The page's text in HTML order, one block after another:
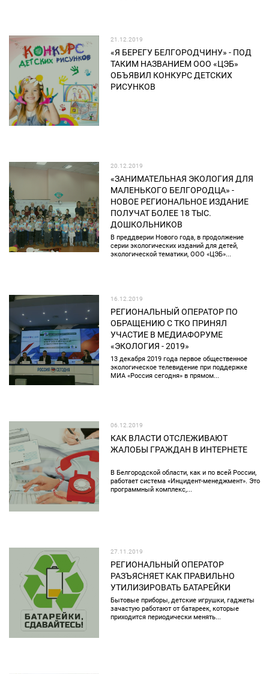
21.12.2019
«Я БЕРЕГУ БЕЛГОРОДЧИНУ» - ПОД
ТАКИМ НАЗВАНИЕМ ООО «ЦЭБ»
ОБЪЯВИЛ КОНКУРС ДЕТСКИХ
РИСУНКОВ
20.12.2019
«ЗАНИМАТЕЛЬНАЯ ЭКОЛОГИЯ ДЛЯ
МАЛЕНЬКОГО БЕЛГОРОДЦА» -
НОВОЕ РЕГИОНАЛЬНОЕ ИЗДАНИЕ
ПОЛУЧАТ БОЛЕЕ 18 ТЫС.
ДОШКОЛЬНИКОВ
В преддверии Нового года, в продолжение
серии экологических изданий для детей,
экологической тематики, ООО «ЦЭБ»...
16.12.2019
РЕГИОНАЛЬНЫЙ ОПЕРАТОР ПО
ОБРАЩЕНИЮ С ТКО ПРИНЯЛ
УЧАСТИЕ В МЕДИАФОРУМЕ
«ЭКОЛОГИЯ - 2019»
13 декабря 2019 года первое общественное
экологическое телевидение при поддержке
МИА «Россия сегодня» в прямом...
06.12.2019
КАК ВЛАСТИ ОТСЛЕЖИВАЮТ
ЖАЛОБЫ ГРАЖДАН В ИНТЕРНЕТЕ
В Белгородской области, как и по всей России,
работает система «Инцидент-менеджмент». Это
программный комплекс,...
27.11.2019
РЕГИОНАЛЬНЫЙ ОПЕРАТОР
РАЗЪЯСНЯЕТ КАК ПРАВИЛЬНО
УТИЛИЗИРОВАТЬ БАТАРЕЙКИ
Бытовые приборы, детские игрушки, гаджеты
зачастую работают от батареек, которые
приходится периодически менять...